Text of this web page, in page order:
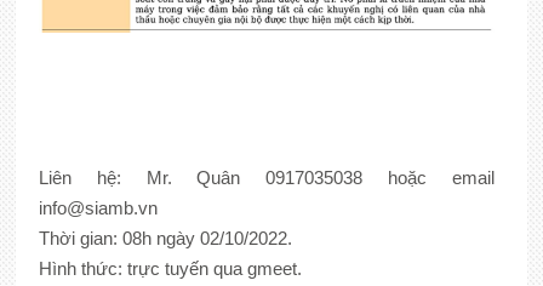
Liên hệ: Mr. Quân 0917035038 hoặc email
info@siamb.vn
Thời gian: 08h ngày 02/10/2022.
Hình thức: trực tuyến qua gmeet.